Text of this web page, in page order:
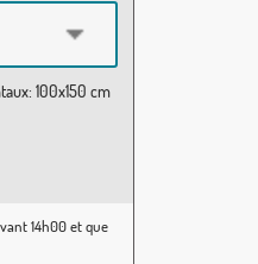
100x150 cm
14h00 et que